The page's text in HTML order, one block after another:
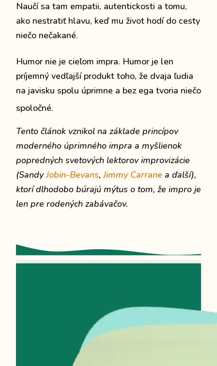
Naučí sa tam empatii, autentickosti a tomu,
ako nestratiť hlavu, keď mu život hodí do cesty
niečo nečakané.
Humor nie je cieľom impra. Humor je len
príjemný vedľajší produkt toho, že dvaja ľudia
na javisku spolu úprimne a bez ega tvoria niečo
spoločné.
Tento článok vznikol na základe princípov
moderného úprimného impra a myšlienok
popredných svetových lektorov improvizácie
(SandyJobin-Bevans,Jimmy Carrane a ďalší),
ktorí dlhodobo búrajú mýtus o tom, že impro je
len pre rodených zabávačov.